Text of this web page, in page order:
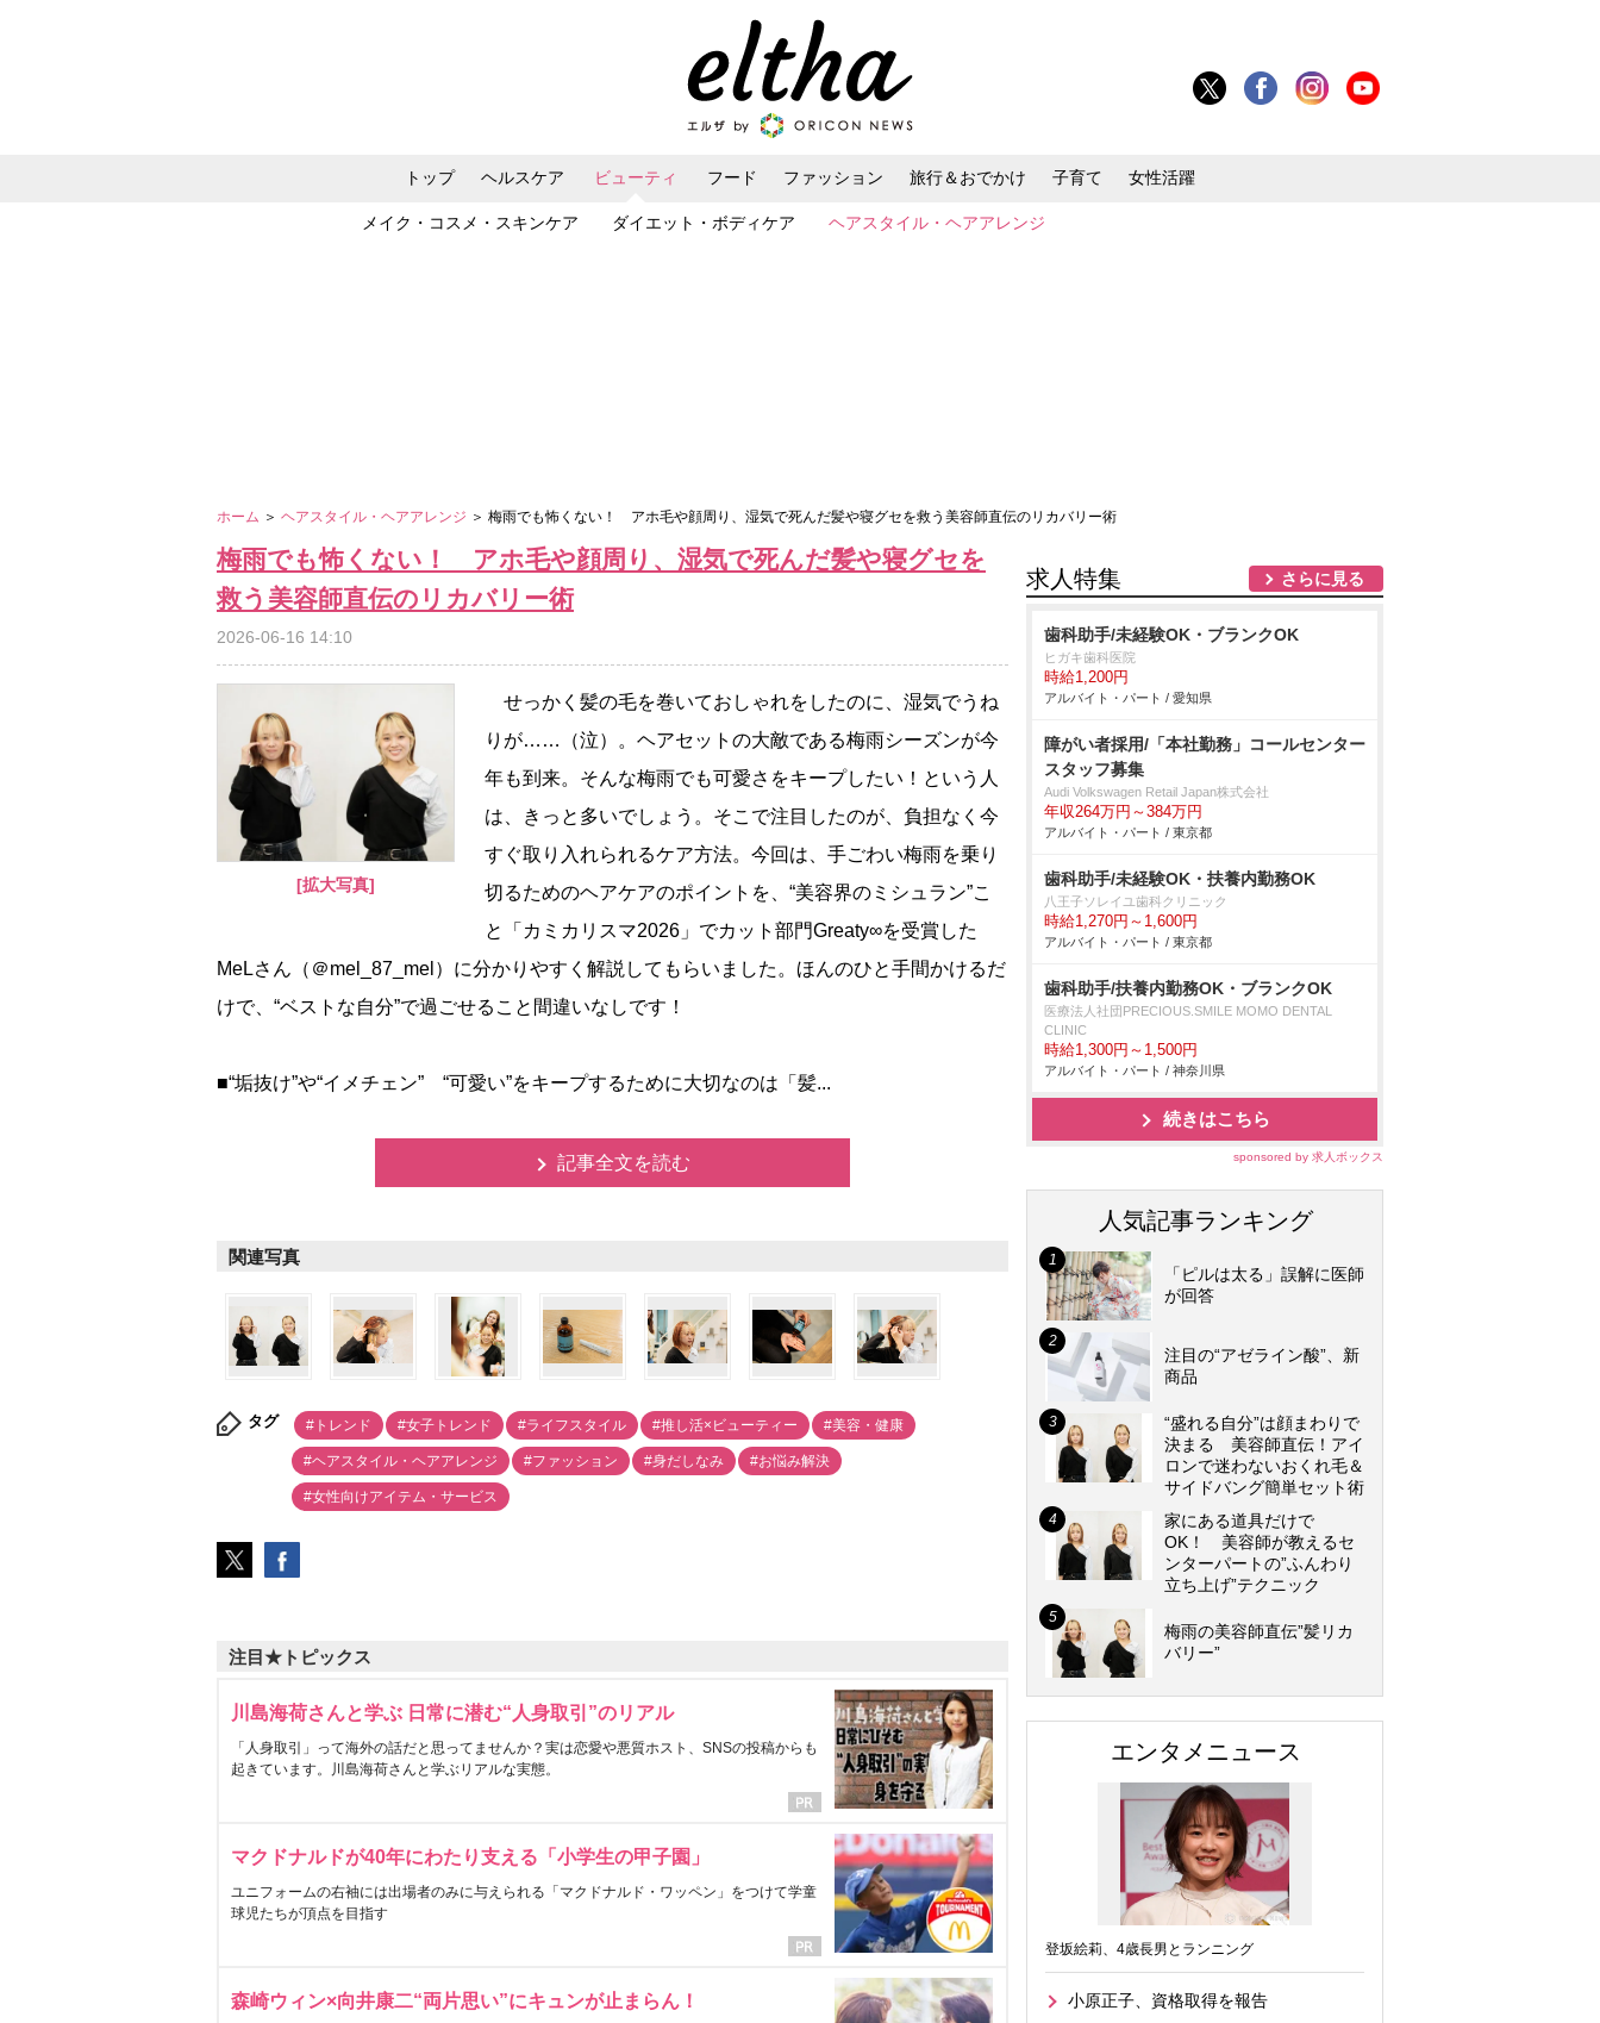
トップ ヘルスケア ビューティ
メイク・コスメ・スキンケア ダイエット・ボディケア ヘアスタイル・ヘアアレンジ
フード ファッション 旅行＆おでかけ 子育て 女性活躍
ホーム ＞ ヘアスタイル・ヘアアレンジ ＞ 梅雨でも怖くない！ アホ毛や顔周り、湿気で死んだ髪や寝グセを救う美容師直伝のリカバリー術
梅雨でも怖くない！ アホ毛や顔周り、湿気で死んだ髪や寝グセを
救う美容師直伝のリカバリー術
2026-06-16 14:10
[拡大写真]
せっかく髪の毛を巻いておしゃれをしたのに、湿気でうね
りが……（泣）。ヘアセットの大敵である梅雨シーズンが今
年も到来。そんな梅雨でも可愛さをキープしたい！という人
は、きっと多いでしょう。そこで注目したのが、負担なく今
すぐ取り入れられるケア方法。今回は、手ごわい梅雨を乗り
切るためのヘアケアのポイントを、“美容界のミシュラン”こ
と「カミカリスマ2026」でカット部門Greaty∞を受賞した
MeLさん（＠mel_87_mel）に分かりやすく解説してもらいました。ほんのひと手間かけるだ
けで、“ベストな自分”で過ごせること間違いなしです！
■“垢抜け”や“イメチェン” “可愛い”をキープするために大切なのは「髪...
記事全文を読む
関連写真
タグ #トレンド #女子トレンド #ライフスタイル #推し活×ビューティー #美容・健康
#ヘアスタイル・ヘアアレンジ #ファッション #身だしなみ #お悩み解決
#女性向けアイテム・サービス
注目★トピックス
川島海荷さんと学ぶ 日常に潜む“人身取引”のリアル
「人身取引」って海外の話だと思ってませんか？実は恋愛や悪質ホスト、SNSの投稿からも
起きています。川島海荷さんと学ぶリアルな実態。
マクドナルドが40年にわたり支える「小学生の甲子園」
ユニフォームの右袖には出場者のみに与えられる「マクドナルド・ワッペン」をつけて学童
球児たちが頂点を目指す
森崎ウィン×向井康二“両片思い”にキュンが止まらん！
求人特集 さらに見る
歯科助手/未経験OK・ブランクOK
ヒガキ歯科医院
時給1,200円
アルバイト・パート / 愛知県
障がい者採用/「本社勤務」コールセンター
スタッフ募集
Audi Volkswagen Retail Japan株式会社
年収264万円～384万円
アルバイト・パート / 東京都
歯科助手/未経験OK・扶養内勤務OK
八王子ソレイユ歯科クリニック
時給1,270円～1,600円
アルバイト・パート / 東京都
歯科助手/扶養内勤務OK・ブランクOK
医療法人社団PRECIOUS.SMILE MOMO DENTAL
CLINIC
時給1,300円～1,500円
アルバイト・パート / 神奈川県
続きはこちら
sponsored by 求人ボックス
人気記事ランキング
「ピルは太る」誤解に医師
が回答
注目の“アゼライン酸”、新
商品
“盛れる自分”は顔まわりで
決まる 美容師直伝！アイ
ロンで迷わないおくれ毛＆
サイドバング簡単セット術
家にある道具だけで
OK！ 美容師が教えるセ
ンターパートの”ふんわり
立ち上げ”テクニック
梅雨の美容師直伝”髪リカ
バリー”
エンタメニュース
登坂絵莉、4歳長男とランニング
小原正子、資格取得を報告